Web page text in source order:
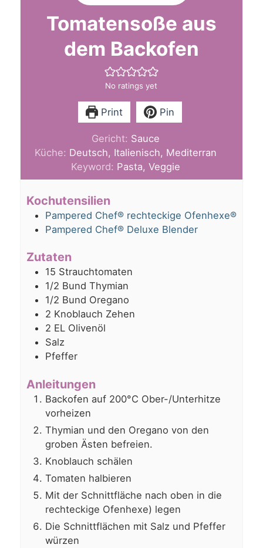
Tomatensoße aus
dem Backofen
No ratings yet
Print Pin
Gericht: Sauce
Küche: Deutsch, Italienisch, Mediterran
Keyword: Pasta, Veggie
Kochutensilien
Pampered Chef® rechteckige Ofenhexe®
Pampered Chef® Deluxe Blender
Zutaten
15 Strauchtomaten
1/2 Bund Thymian
1/2 Bund Oregano
2 Knoblauch Zehen
2 EL Olivenöl
Salz
Pfeffer
Anleitungen
Backofen auf 200°C Ober-/Unterhitze
vorheizen
Thymian und den Oregano von den
groben Ästen befreien.
Knoblauch schälen
Tomaten halbieren
Mit der Schnittfläche nach oben in die
rechteckige Ofenhexe) legen
Die Schnittflächen mit Salz und Pfeffer
würzen